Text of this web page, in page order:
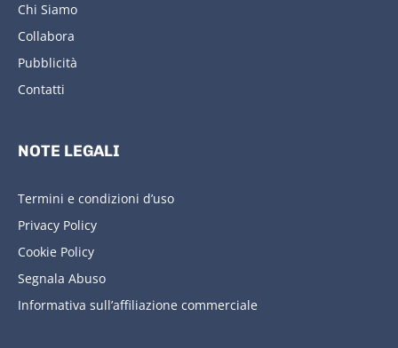
Chi Siamo
Collabora
Pubblicità
Contatti
NOTE LEGALI
Termini e condizioni d’uso
Privacy Policy
Cookie Policy
Segnala Abuso
Informativa sull’affiliazione commerciale